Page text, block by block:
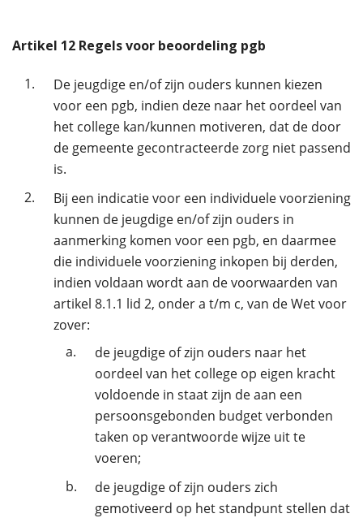
Artikel 12 Regels voor beoordeling pgb
1.
De jeugdige en/of zijn ouders kunnen kiezen
voor een pgb, indien deze naar het oordeel van
het college kan/kunnen motiveren, dat de door
de gemeente gecontracteerde zorg niet passend
is.
2.
Bij een indicatie voor een individuele voorziening
kunnen de jeugdige en/of zijn ouders in
aanmerking komen voor een pgb, en daarmee
die individuele voorziening inkopen bij derden,
indien voldaan wordt aan de voorwaarden van
artikel 8.1.1 lid 2, onder a t/m c, van de Wet voor
zover:
a.
de jeugdige of zijn ouders naar het
oordeel van het college op eigen kracht
voldoende in staat zijn de aan een
persoonsgebonden budget verbonden
taken op verantwoorde wijze uit te
voeren;
b.
de jeugdige of zijn ouders zich
gemotiveerd op het standpunt stellen dat